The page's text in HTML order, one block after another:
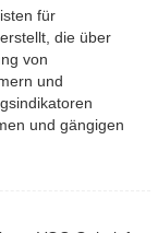
für
die über
von
und
und gängigen